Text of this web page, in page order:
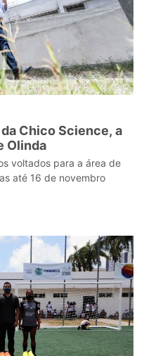
Chico Science, a
Olinda
voltados para a área de
até 16 de novembro